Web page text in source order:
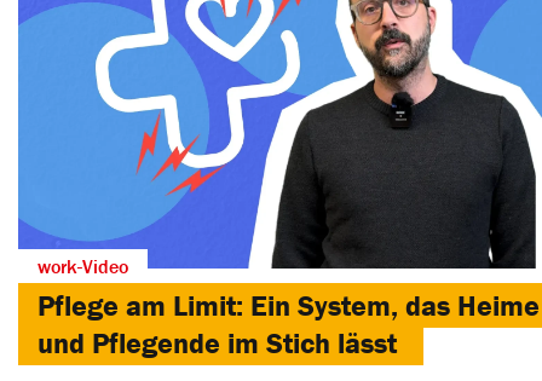
work-Video
Pflege am Limit: Ein System, das Heime
und Pflegende im Stich lässt